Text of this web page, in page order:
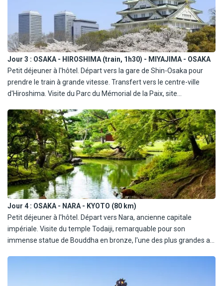
Jour 3 : OSAKA - HIROSHIMA (train, 1h30) - MIYAJIMA - OSAKA
Petit déjeuner à l'hôtel. Départ vers la gare de Shin-Osaka pour
prendre le train à grande vitesse. Transfert vers le centre-ville
d'Hiroshima. Visite du Parc du Mémorial de la Paix, site
atomique, et du Musée du Souvenir, qui retrace l'histoire tragique
du 6 août 1945. Continuation vers l'île de Miyajima en ferry. Visite
du sanctuaire d'Itsukushima Jinja, célèbre pour son torii flottant,
classé au patrimoine mondial de l'UNESCO. Retour à Osaka en
train depuis Miyajimaguchi, arrivée à Shin-Osaka en fin de journée.
Déjeuner et dîner dans un restaurant local. Nuit à l'hôtel.
Jour 4 : OSAKA - NARA - KYOTO (80 km)
Petit déjeuner à l'hôtel. Départ vers Nara, ancienne capitale
impériale. Visite du temple Todaiji, remarquable pour son
immense statue de Bouddha en bronze, l'une des plus grandes au